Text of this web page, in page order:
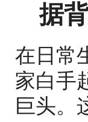
据
在日常
家白手
巨头。